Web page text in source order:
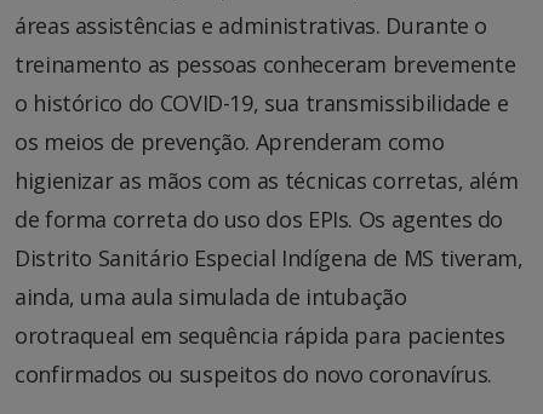
áreas assistências e administrativas. Durante o
treinamento as pessoas conheceram brevemente
o histórico do COVID-19, sua transmissibilidade e
os meios de prevenção. Aprenderam como
higienizar as mãos com as técnicas corretas, além
de forma correta do uso dos EPIs. Os agentes do
Distrito Sanitário Especial Indígena de MS tiveram,
ainda, uma aula simulada de intubação
orotraqueal em sequência rápida para pacientes
confirmados ou suspeitos do novo coronavírus.